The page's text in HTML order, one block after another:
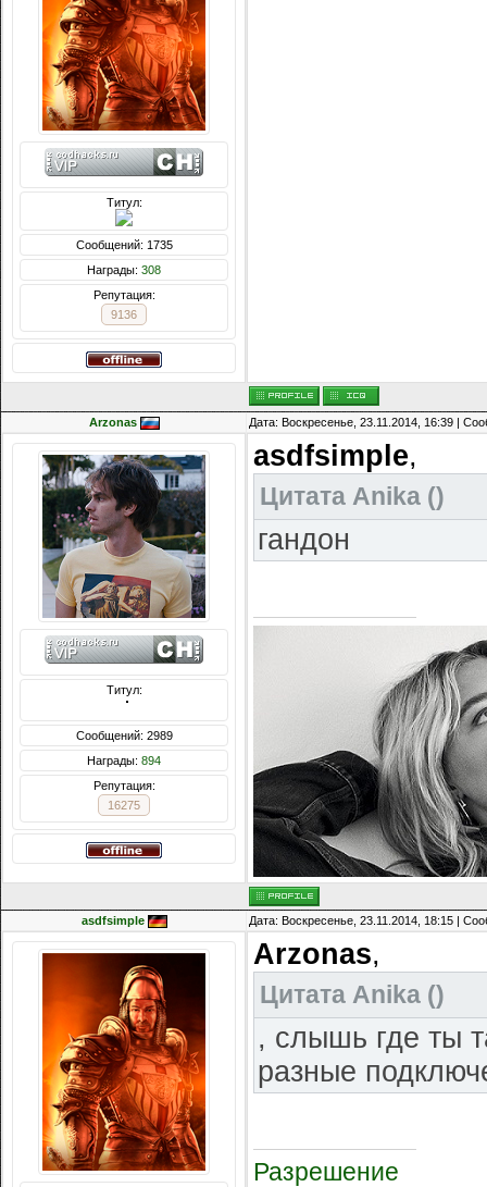
Титул:
Сообщений: 1735
Награды: 308
Репутация:
9136
Arzonas Дата: Воскресенье, 23.11.2014, 16:39 |
Титул:
  ̍̍̍̍̍̍̍̍̍̍̍̍̍̍̍̍̍̍̍̍̍̍̍̍̍̍̍̍̍̍̍̍̍̍̍̍̍̍̍̍̍̍̍̍̍̍
Сообщений: 2989
Награды: 894
Репутация:
16275
asdfsimple,
Цитата Anika ()
гандон
asdfsimple Дата: Воскресенье, 23.11.2014, 18:15 |
Arzonas,
Цитата Anika ()
, слышь где ты
разные
Разрешение